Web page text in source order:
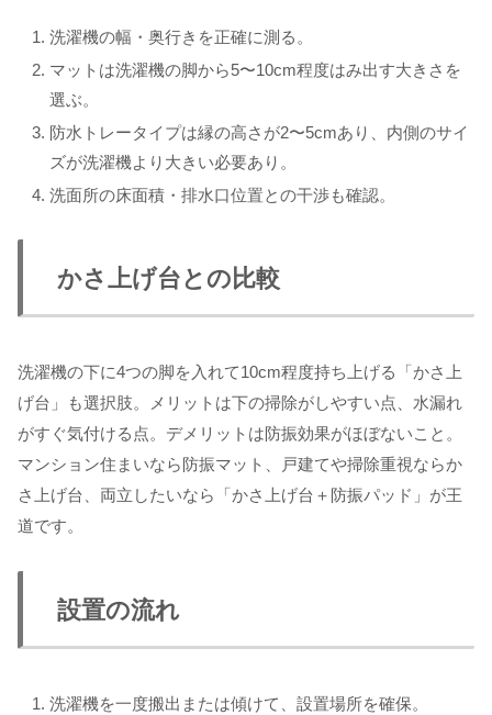
洗濯機の幅・奥行きを正確に測る。
マットは洗濯機の脚から5〜10cm程度はみ出す大きさを
選ぶ。
防水トレータイプは縁の高さが2〜5cmあり、内側のサイ
ズが洗濯機より大きい必要あり。
洗面所の床面積・排水口位置との干渉も確認。
かさ上げ台との比較
洗濯機の下に4つの脚を入れて10cm程度持ち上げる「かさ上
げ台」も選択肢。メリットは下の掃除がしやすい点、水漏れ
がすぐ気付ける点。デメリットは防振効果がほぼないこと。
マンション住まいなら防振マット、戸建てや掃除重視ならか
さ上げ台、両立したいなら「かさ上げ台＋防振パッド」が王
道です。
設置の流れ
洗濯機を一度搬出または傾けて、設置場所を確保。